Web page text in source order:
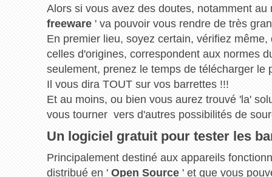
Alors si vous avez des doutes, notamment
freeware' va pouvoir vous rendre de très
En premier lieu, soyez certain, vérifiez
celles d'origines, correspondent aux normes
seulement, prenez le temps de télécharger le
Il vous dira TOUT sur vos barrettes !!!
Et au moins, ou bien vous aurez trouvé 'la'
vous tourner vers d'autres possibilités de
Un logiciel gratuit pour tester les
Principalement destiné aux appareils
distribué en ' Open Source' et que vous